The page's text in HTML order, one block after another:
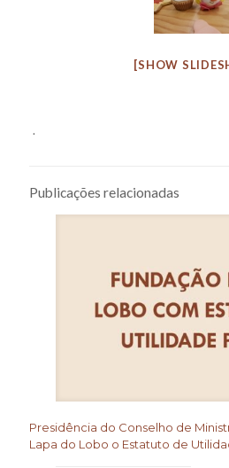
[SHOW
.
Publicações relacionadas
Presidência do Conselho de
Lapa do Lobo o Estatuto de